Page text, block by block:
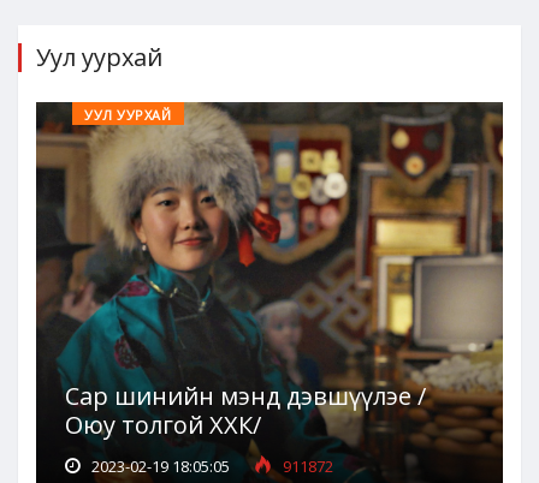
Уул уурхай
УУЛ УУРХАЙ
Сар шинийн мэнд дэвшүүлэе /
Оюу толгой ХХК/
2023-02-19 18:05:05 911872